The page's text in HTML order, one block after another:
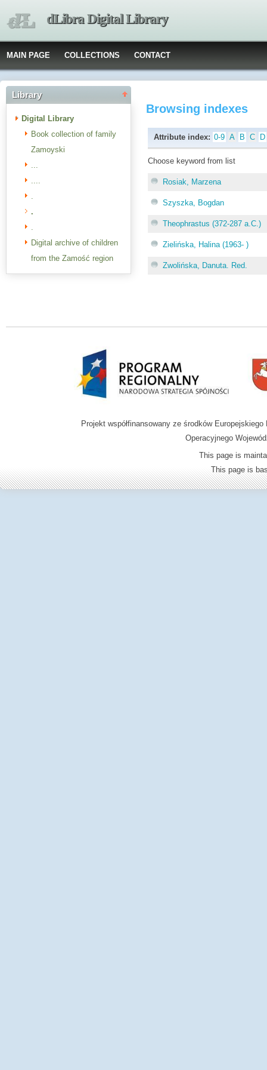
dLibra Digital Library
MAIN PAGE COLLECTIONS CONTACT
Library
Digital Library
Book collection of family
Zamoyski
...
....
.
.
.
Digital archive of children
from the Zamość region
Browsing indexes
Attribute index: 0-9 A B C D
Choose keyword from list
Rosiak, Marzena
Szyszka, Bogdan
Theophrastus (372-287 a.C.)
Zielińska, Halina (1963- )
Zwolińska, Danuta. Red.
Projekt współfinansowany ze środków
Operacyjnego
This page is
This page is